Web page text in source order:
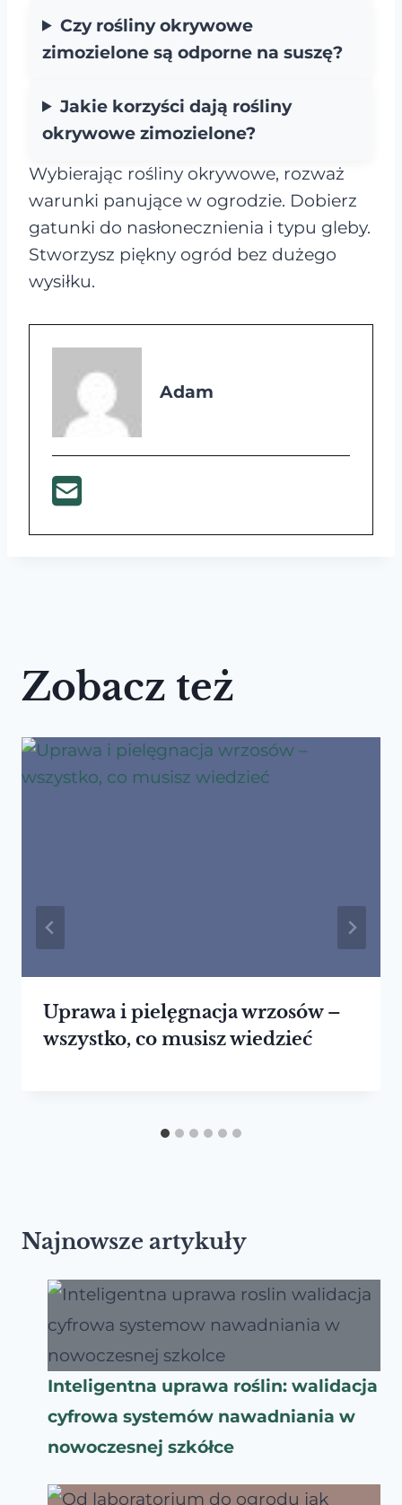
Czy rośliny okrywowe
zimozielone są odporne na suszę?
Jakie korzyści dają rośliny
okrywowe zimozielone?
Wybierając rośliny okrywowe, rozważ
warunki panujące w ogrodzie. Dobierz
gatunki do nasłonecznienia i typu gleby.
Stworzysz piękny ogród bez dużego
wysiłku.
Adam
Zobacz też
Uprawa i pielęgnacja wrzosów –
wszystko, co musisz wiedzieć
Najnowsze artykuły
Inteligentna uprawa roślin: walidacja
cyfrowa systemów nawadniania w
nowoczesnej szkółce